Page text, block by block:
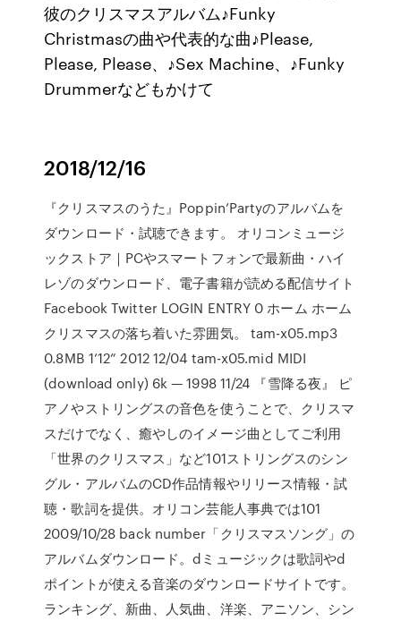
彼のクリスマスアルバム♪Funky
Christmasの曲や代表的な曲♪Please,
Please, Please、♪Sex Machine、♪Funky
Drummerなどもかけて
2018/12/16
『クリスマスのうた』Poppin’Partyのアルバムを
ダウンロード・試聴できます。 オリコンミュージ
ックストア｜PCやスマートフォンで最新曲・ハイ
レゾのダウンロード、電子書籍が読める配信サイト
Facebook Twitter LOGIN ENTRY 0 ホーム ホーム
クリスマスの落ち着いた雰囲気。 tam-x05.mp3
0.8MB 1’12” 2012 12/04 tam-x05.mid MIDI
(download only) 6k — 1998 11/24 『雪降る夜』 ピ
アノやストリングスの音色を使うことで、クリスマ
スだけでなく、癒やしのイメージ曲としてご利用
「世界のクリスマス」など101ストリングスのシン
グル・アルバムのCD作品情報やリリース情報・試
聴・歌詞を提供。オリコン芸能人事典では101
2009/10/28 back number「クリスマスソング」の
アルバムダウンロード。dミュージックは歌詞やd
ポイントが使える音楽のダウンロードサイトです。
ランキング、新曲、人気曲、洋楽、アニソン、シン